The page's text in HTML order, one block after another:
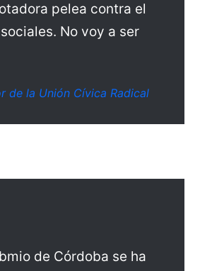
pelea contra el
No voy a ser
de la Unión Cívica Radical
de Córdoba se ha